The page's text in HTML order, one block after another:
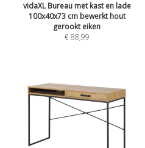
vidaXL Bureau met kast en lade
100x40x73 cm bewerkt hout
gerookt eiken
€88,99